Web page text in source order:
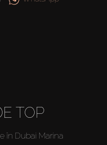
TOP
în Dubai Marina